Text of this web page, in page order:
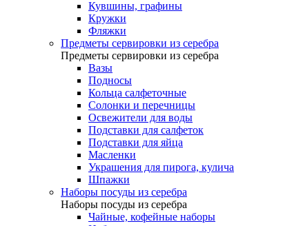
Кувшины, графины
Кружки
Фляжки
Предметы сервировки из серебра
Предметы сервировки из серебра
Вазы
Подносы
Кольца салфеточные
Солонки и перечницы
Освежители для воды
Подставки для салфеток
Подставки для яйца
Масленки
Украшения для пирога, кулича
Шпажки
Наборы посуды из серебра
Наборы посуды из серебра
Чайные, кофейные наборы